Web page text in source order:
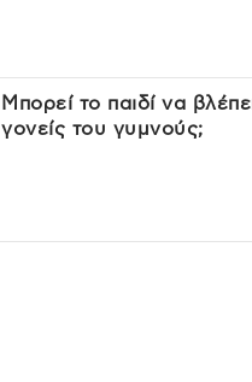
Μπορεί το παιδί να
γονείς του γυμνούς;